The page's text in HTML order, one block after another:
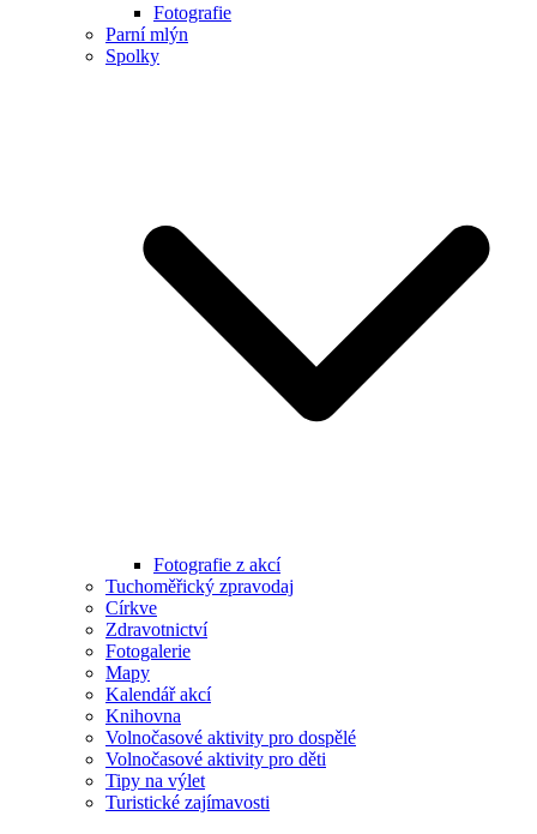
Fotografie
Parní mlýn
Spolky
Fotografie z akcí
Tuchoměřický zpravodaj
Církve
Zdravotnictví
Fotogalerie
Mapy
Kalendář akcí
Knihovna
Volnočasové aktivity pro dospělé
Volnočasové aktivity pro děti
Tipy na výlet
Turistické zajímavosti